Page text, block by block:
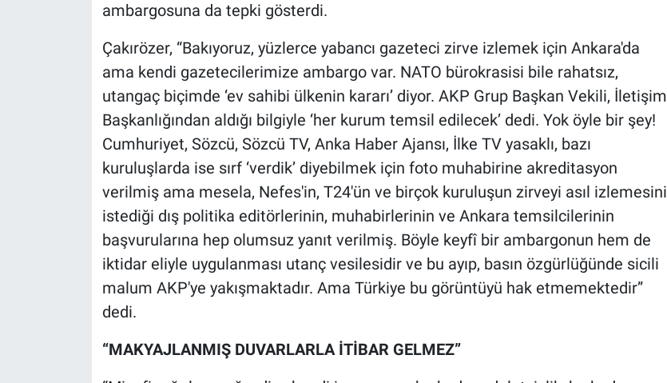
ambargosuna da tepki gösterdi.
Çakırözer, “Bakıyoruz, yüzlerce yabancı gazeteci zirve izlemek için Ankara'da
ama kendi gazetecilerimize ambargo var. NATO bürokrasisi bile rahatsız,
utangaç biçimde ‘ev sahibi ülkenin kararı’ diyor. AKP Grup Başkan Vekili, İletişim
Başkanlığından aldığı bilgiyle ‘her kurum temsil edilecek’ dedi. Yok öyle bir şey!
Cumhuriyet, Sözcü, Sözcü TV, Anka Haber Ajansı, İlke TV yasaklı, bazı
kuruluşlarda ise sırf ‘verdik’ diyebilmek için foto muhabirine akreditasyon
verilmiş ama mesela, Nefes'in, T24'ün ve birçok kuruluşun zirveyi asıl izlemesini
istediği dış politika editörlerinin, muhabirlerinin ve Ankara temsilcilerinin
başvurularına hep olumsuz yanıt verilmiş. Böyle keyfî bir ambargonun hem de
iktidar eliyle uygulanması utanç vesilesidir ve bu ayıp, basın özgürlüğünde sicili
malum AKP'ye yakışmaktadır. Ama Türkiye bu görüntüyü hak etmemektedir”
dedi.
“MAKYAJLANMIŞ DUVARLARLA İTİBAR GELMEZ”